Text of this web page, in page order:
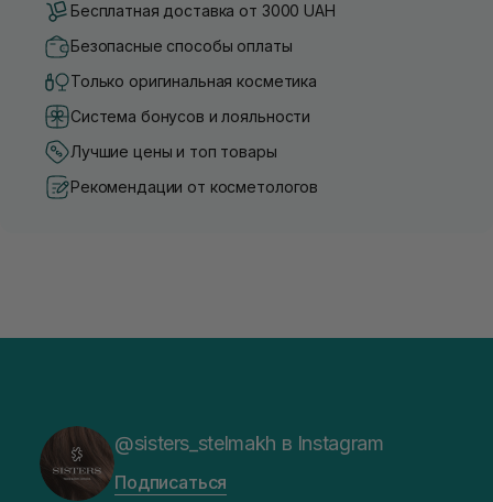
Бесплатная доставка от 3000 UAH
Безопасные способы оплаты
Только оригинальная косметика
Система бонусов и лояльности
Лучшие цены и топ товары
Рекомендации от косметологов
@sisters_stelmakh в Instagram
Подписаться